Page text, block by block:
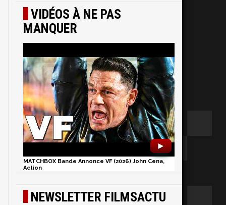
VIDÉOS À NE PAS
MANQUER
►
MATCHBOX Bande Annonce VF (2026) John Cena,
Action
NEWSLETTER FILMSACTU